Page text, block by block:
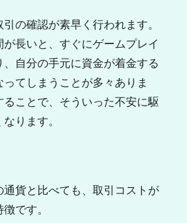
の確認が素早く行われます。
長いと、すぐにゲームプレイ
自分の手元に資金が着金する
てしまうことが多々ありま
ることで、そういった不安に駆
ります。
通貨と比べても、取引コストが
です。